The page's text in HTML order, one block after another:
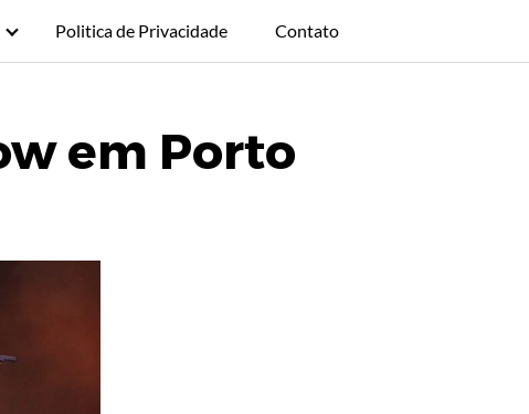
Politica de Privacidade Contato
em Porto